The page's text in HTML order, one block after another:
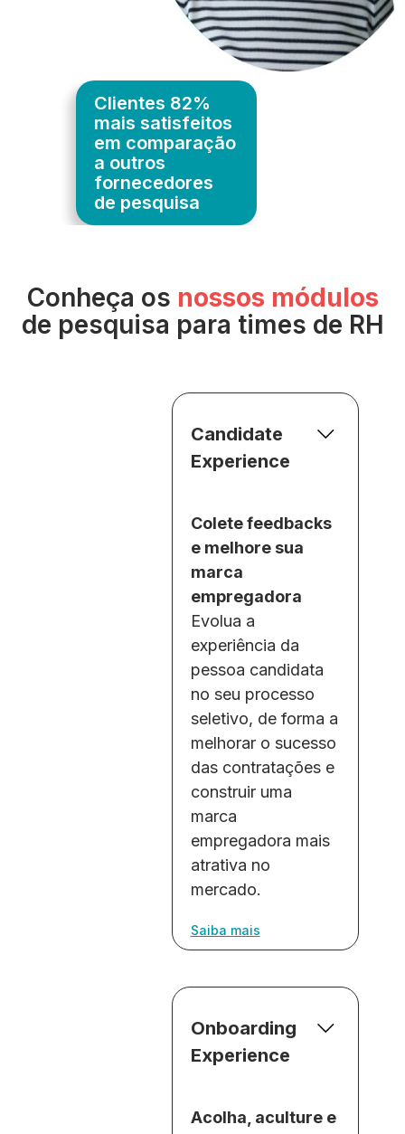
Clientes 82%
mais satisfeitos
em comparação
a outros
fornecedores
de pesquisa
Conheça os nossos módulos
de pesquisa para times de RH
Candidate
Experience
Colete feedbacks
e melhore sua
marca
empregadora
Evolua a
experiência da
pessoa candidata
no seu processo
seletivo, de forma a
melhorar o sucesso
das contratações e
construir uma
marca
empregadora mais
atrativa no
mercado.
Saiba mais
Onboarding
Experience
Acolha, aculture e